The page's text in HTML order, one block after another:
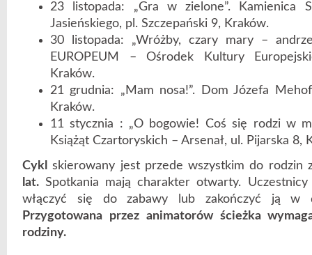
23 listopada: „Gra w zielone”. Kamienica
Jasieńskiego, pl. Szczepański 9, Kraków.
30 listopada: „Wróżby, czary mary –
EUROPEUM – Ośrodek Kultury
Kraków.
21 grudnia: „Mam nosa!”. Dom Józefa
Kraków.
11 stycznia : „O bogowie! Coś się rodzi w
Książąt Czartoryskich – Arsenał, ul. Pijarska 8,
Cykl
skierowany jest przede wszystkim do
lat. Spotkania mają charakter otwarty.
włączyć się do zabawy lub zakończyć ją w
Przygotowana przez animatorów ścieżka
rodziny.